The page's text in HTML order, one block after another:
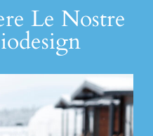
Le Nostre